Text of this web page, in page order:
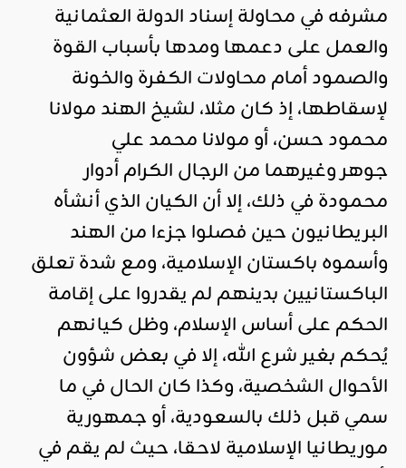
مشرفه في محاولة إسناد الدولة العثمانية
والعمل على دعمها ومدها بأسباب القوة
والصمود أمام محاولات الكفرة والخونة
لإسقاطها، إذ كان مثلا، لشيخ الهند مولانا
محمود حسن، أو مولانا محمد علي
جوهر وغيرهما من الرجال الكرام أدوار
محمودة في ذلك، إلا أن الكيان الذي أنشأه
البريطانيون حين فصلوا جزءا من الهند
وأسموه باكستان الإسلامية، ومع شدة تعلق
الباكستانيين بدينهم لم يقدروا على إقامة
الحكم على أساس الإسلام، وظل كيانهم
يُحكم بغير شرع الله، إلا في بعض شؤون
الأحوال الشخصية، وكذا كان الحال في ما
سمي قبل ذلك بالسعودية، أو جمهورية
موريطانيا الإسلامية لاحقا، حيث لم يقم في